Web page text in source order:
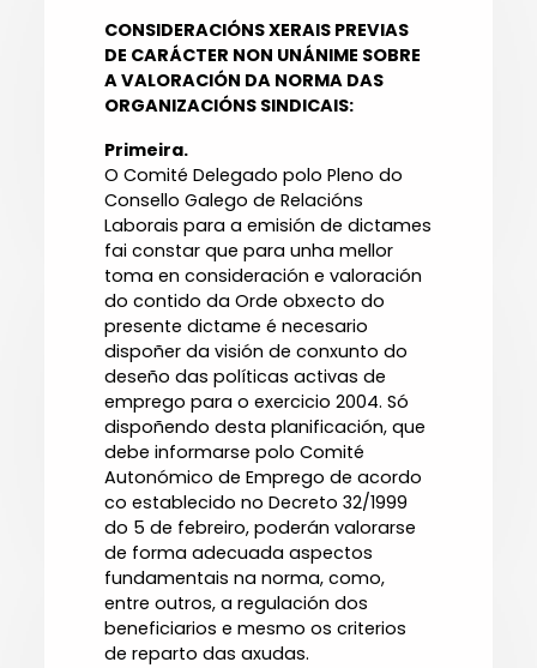
CONSIDERACIÓNS XERAIS PREVIAS
DE CARÁCTER NON UNÁNIME SOBRE
A VALORACIÓN DA NORMA DAS
ORGANIZACIÓNS SINDICAIS:
Primeira.
O Comité Delegado polo Pleno do
Consello Galego de Relacións
Laborais para a emisión de dictames
fai constar que para unha mellor
toma en consideración e valoración
do contido da Orde obxecto do
presente dictame é necesario
dispoñer da visión de conxunto do
deseño das políticas activas de
emprego para o exercicio 2004. Só
dispoñendo desta planificación, que
debe informarse polo Comité
Autonómico de Emprego de acordo
co establecido no Decreto 32/1999
do 5 de febreiro, poderán valorarse
de forma adecuada aspectos
fundamentais na norma, como,
entre outros, a regulación dos
beneficiarios e mesmo os criterios
de reparto das axudas.